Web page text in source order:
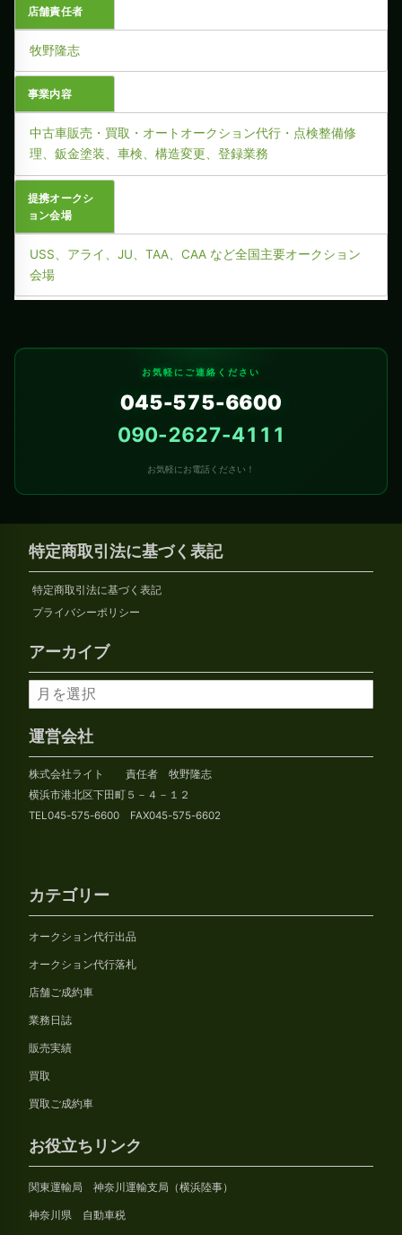
店舗責任者
牧野隆志
事業内容
中古車販売・買取・オートオークション代行・点検整備修
理、鈑金塗装、車検、構造変更、登録業務
提携オークシ
ョン会場
USS、アライ、JU、TAA、CAA など全国主要オークション
会場
お気軽にご連絡ください
045-575-6600
090-2627-4111
お気軽にお電話ください！
特定商取引法に基づく表記
特定商取引法に基づく表記
プライバシーポリシー
アーカイブ
ア
ー
カ
イ
ブ
運営会社
株式会社ライト 責任者 牧野隆志
横浜市港北区下田町５－４－１２
TEL045-575-6600 FAX045-575-6602
カテゴリー
オークション代行出品
オークション代行落札
店舗ご成約車
業務日誌
販売実績
買取
買取ご成約車
お役立ちリンク
関東運輸局 神奈川運輸支局（横浜陸事）
神奈川県 自動車税